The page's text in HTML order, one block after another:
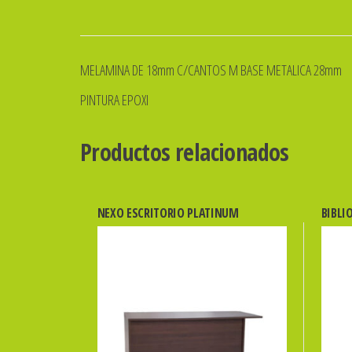
MELAMINA DE 18mm C/CANTOS M BASE METALICA 28mm
PINTURA EPOXI
Productos relacionados
NEXO ESCRITORIO PLATINUM